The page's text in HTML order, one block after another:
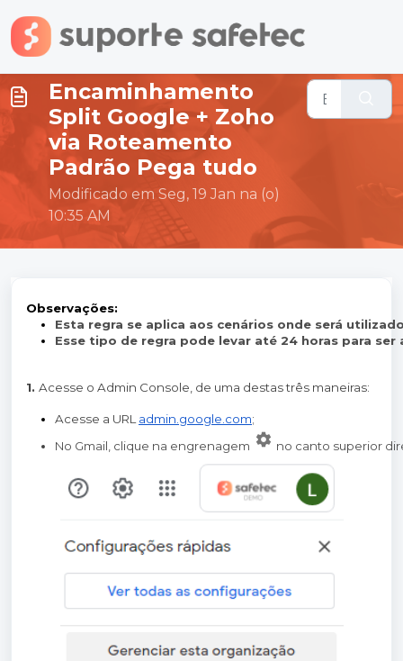
Ir para o conteúdo principal
Encaminhamento
Split Google + Zoho
via Roteamento
Padrão Pega tudo
Modificado em Seg, 19 Jan na (o)
10:35 AM
Observações:
Esta regra se aplica aos cenários onde será
Esse tipo de regra pode levar até 24 horas para ser
1. Acesse o Admin Console, de uma destas três maneiras:
Acesse a URL admin.google.com;
No Gmail, clique na engrenagem
no canto superior